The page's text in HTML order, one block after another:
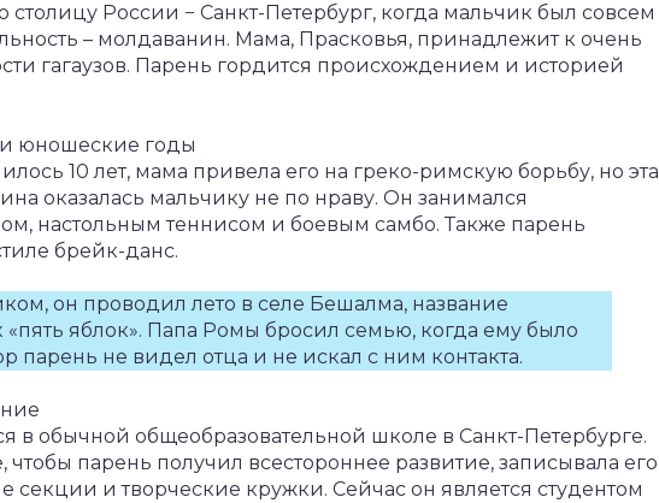
столицу России − Санкт-Петербург, когда мальчик был совсем
– молдаванин. Мама, Прасковья, принадлежит к очень
гагаузов. Парень гордится происхождением и историей
юношеские годы
10 лет, мама привела его на греко-римскую борьбу, но эта
оказалась мальчику не по нраву. Он занимался
настольным теннисом и боевым самбо. Также парень
брейк-данс.
он проводил лето в селе Бешалма, название
«пять яблок». Папа Ромы бросил семью, когда ему было
парень не видел отца и не искал с ним контакта.
в обычной общеобразовательной школе в Санкт-Петербурге.
парень получил всестороннее развитие, записывала его
секции и творческие кружки. Сейчас он является студентом